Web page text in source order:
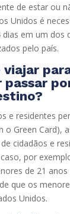
de estar ou
Unidos é
dias em um dos
pelo país.
viajar
passar
e residentes
o Green Card),
cidadãos e
por
de 21 anos
que os
Unidos.